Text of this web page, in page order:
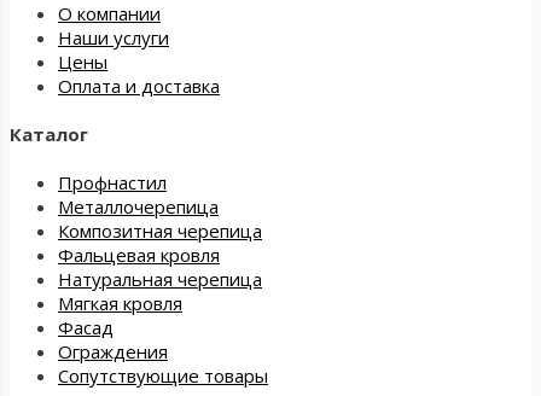
О компании
Наши услуги
Цены
Оплата и доставка
Каталог
Профнастил
Металлочерепица
Композитная черепица
Фальцевая кровля
Натуральная черепица
Мягкая кровля
Фасад
Ограждения
Сопутствующие товары